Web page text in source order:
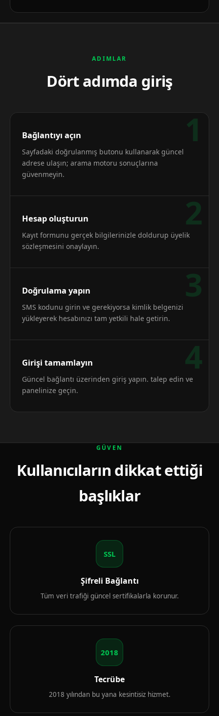
ADIMLAR
Dört adımda giriş
1
Bağlantıyı açın
Sayfadaki doğrulanmış butonu kullanarak güncel
adrese ulaşın; arama motoru sonuçlarına
güvenmeyin.
2
Hesap oluşturun
Kayıt formunu gerçek bilgilerinizle doldurup üyelik
sözleşmesini onaylayın.
3
Doğrulama yapın
SMS kodunu girin ve gerekiyorsa kimlik belgenizi
yükleyerek hesabınızı tam yetkili hale getirin.
4
Girişi tamamlayın
Güncel bağlantı üzerinden giriş yapın. talep edin ve
panelinize geçin.
GÜVEN
Kullanıcıların dikkat ettiği
başlıklar
SSL
Şifreli Bağlantı
Tüm veri trafiği güncel sertifikalarla korunur.
2018
Tecrübe
2018 yılından bu yana kesintisiz hizmet.